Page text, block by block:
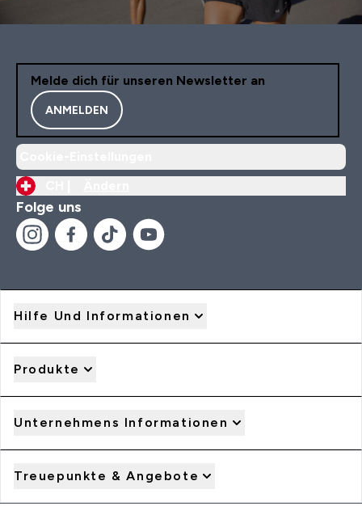
Melde dich für unseren Newsletter an
ANMELDEN
Folge uns
Hilfe Und Informationen
Produkte
Unternehmens Informationen
Treuepunkte & Angebote